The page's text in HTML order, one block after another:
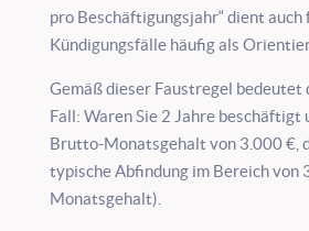
pro Beschäftigungsjahr“ dient auch
Kündigungsfälle häufig als
Gemäß dieser Faustregel bedeutet
Fall: Waren Sie 2 Jahre beschäftigt
Brutto-Monatsgehalt von 3.000 €,
typische Abfindung im Bereich von
Monatsgehalt).